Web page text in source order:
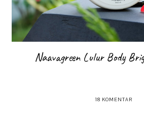
Naavagreen Lulur Body
18 KOMENTAR